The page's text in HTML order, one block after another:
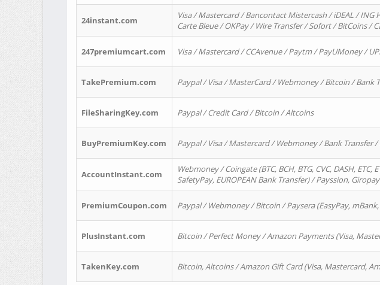
24instant.com
Visa / Mastercard / Bancontact Mistercash / iDEAL / ING
Carte Bleue / OKPay / Wire Transfer / Sofort / BitCoins /
247premiumcart.com Visa / Mastercard / CCAvenue / Paytm / PayUMoney /
TakePremium.com Paypal / Visa / MasterCard / Webmoney / Bitcoin / Bank
FileSharingKey.com Paypal / Credit Card / Bitcoin / Altcoins
BuyPremiumKey.com Paypal / Visa / Mastercard / Webmoney / Bank Transfer
AccountInstant.com
Webmoney / Coingate (BTC, BCH, BTG, CVC, DASH,
SafetyPay, EUROPEAN Bank Transfer) / Payssion,
PremiumCoupon.com Paypal / Webmoney / Bitcoin / Paysera (EasyPay,
PlusInstant.com Bitcoin / Perfect Money / Amazon Payments (Visa,
TakenKey.com Bitcoin, Altcoins / Amazon Gift Card (Visa, Mastercard,